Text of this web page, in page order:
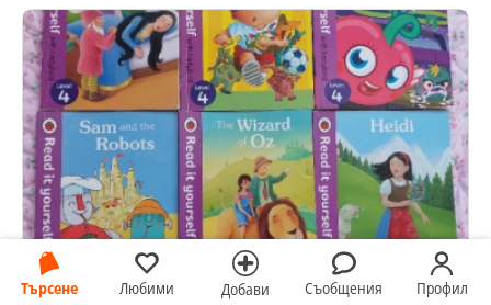
Търсене Любими Добави Съобщения Профил
Детски книжки на английски език